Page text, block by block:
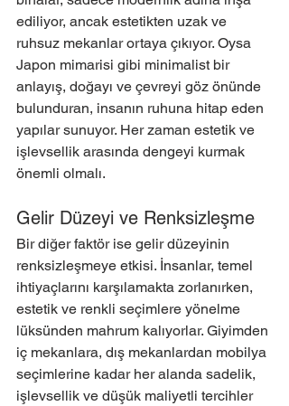
ediliyor, ancak estetikten uzak ve
ruhsuz mekanlar ortaya çıkıyor. Oysa
Japon mimarisi gibi minimalist bir
anlayış, doğayı ve çevreyi göz önünde
bulunduran, insanın ruhuna hitap eden
yapılar sunuyor. Her zaman estetik ve
işlevsellik arasında dengeyi kurmak
önemli olmalı.
Gelir Düzeyi ve Renksizleşme
Bir diğer faktör ise gelir düzeyinin
renksizleşmeye etkisi. İnsanlar, temel
ihtiyaçlarını karşılamakta zorlanırken,
estetik ve renkli seçimlere yönelme
lüksünden mahrum kalıyorlar. Giyimden
iç mekanlara, dış mekanlardan mobilya
seçimlerine kadar her alanda sadelik,
işlevsellik ve düşük maliyetli tercihler